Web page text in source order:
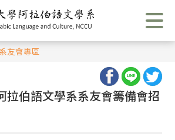
系友會專區
拉伯語文學系系友會籌備會招